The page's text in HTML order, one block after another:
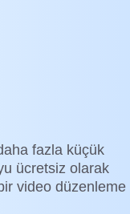
fazla küçük
ücretsiz olarak
video düzenleme